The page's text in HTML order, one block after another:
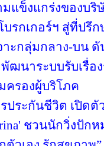
แข็งแกร่งของบริ
บรกเกอร์ฯ สู่ที่ป
าะกลุ่มกลาง-บน
ฒนาระบบรับเรื่อ
ครองผู้บริโภค
ประกันชีวิต เปิดตั
ชวนนักวิ่งปั